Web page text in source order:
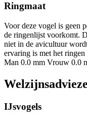
Ringmaat
Voor deze vogel is geen
de ringenlijst voorkomt.
niet in de avicultuur
ervaring is met het ringen
Man 0.0 mm Vrouw 0.0
IJsvogels